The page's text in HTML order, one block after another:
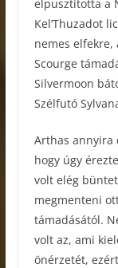
elpusztította a
Kel’Thuzadot
nemes
Scourge
Silvermoon
Szélfutó
Arthas annyira
hogy úgy
volt elég
megmenteni
támadásától.
volt az, ami
önérzetét,